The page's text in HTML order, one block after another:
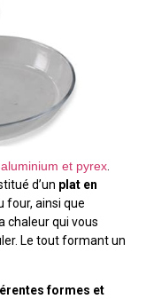
et pyrex
d’un plat en
four, ainsi que
chaleur qui vous
Le tout formant un
formes et